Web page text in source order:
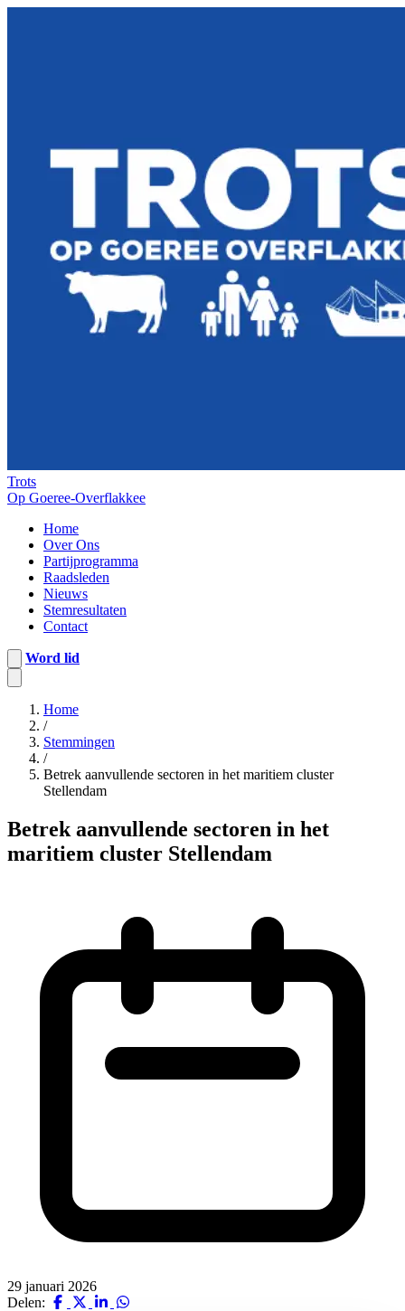
Trots
Op Goeree-Overflakkee
Home
Over Ons
Partijprogramma
Raadsleden
Nieuws
Stemresultaten
Contact
Word lid
Home
/
Stemmingen
/
Betrek aanvullende sectoren in het maritiem cluster
Stellendam
Betrek aanvullende sectoren in het
maritiem cluster Stellendam
29 januari 2026
Delen: